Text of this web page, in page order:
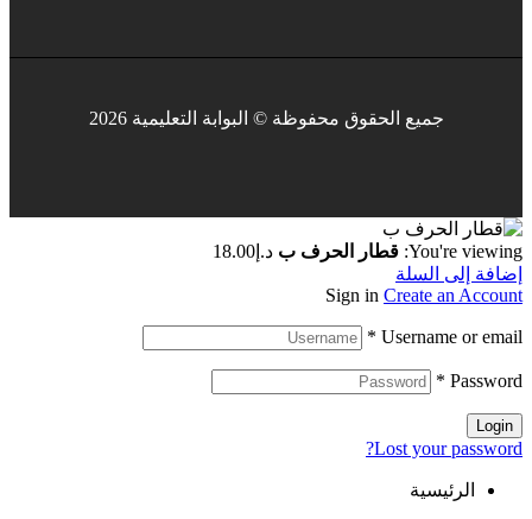
جميع الحقوق محفوظة © البوابة التعليمية 2026
You're viewing: قطار الحرف ب د.إ 18.00
إضافة إلى السلة
Sign in Create an Account
Username or email
*
Password
*
Login
Lost your password?
الرئيسية